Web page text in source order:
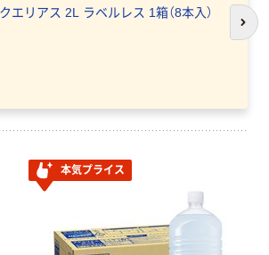
エリアス 2L ラベルレス 1箱（8本入）
次
本気プライス